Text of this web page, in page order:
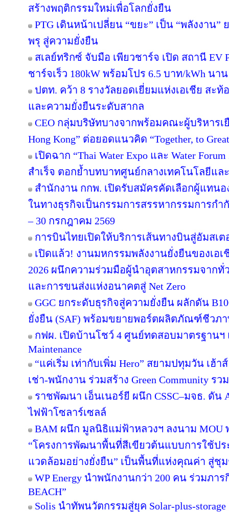
สร้างพฤติกรรมใหม่เพื่อโลกยั่งยืน
PTG เดินหน้าเปลี่ยน “ขยะ” เป็น “พลังงา
พรุ สู่ความยั่งยืน
สเลย์ทริกซ์ จับมือ เพียวชาร์จ เปิด สถานี EV
ชาร์จเร็ว 180kW พร้อมโปร 6.5 บาท/kWh นา
ปตท. คว้า 8 รางวัลยอดเยี่ยมแห่งเอเชีย สะ
และความยั่งยืนระดับสากล
CEO กลุ่มบริษัทบางจากพร้อมคณะผู้บริหารเ
Hong Kong” ต่อยอดแนวคิด “Together, to
เปิดฉาก “Thai Water Expo และ Water
สำเร็จ ตอกย้ำบทบาทศูนย์กลางเทคโนโลยีแ
สำนักงาน กกพ. เปิดรับสมัครคัดเลือกผู้แทน
ในทางธุรกิจเป็นกรรมการสรรหากรรมการกำ
– 30 กรกฎาคม 2569
การบินไทยเปิดให้บริการเส้นทางบินสู่อัมสเต
เปิดแล้ว! งานมหกรรมพลังงานยั่งยืนของเอเชี
2026 ผนึกความร่วมมือผู้นำอุตสาหกรรมจาก
และการขนส่งแห่งอนาคตสู่ Net Zero
GGC ยกระดับธุรกิจสู่ความยั่งยืน ผลักดัน
ยั่งยืน (SAF) พร้อมขยายพอร์ตผลิตภัณฑ์ชีวภา
กฟผ. เปิดบ้านโชว์ 4 ศูนย์ทดสอบมาตรฐานฯ
Maintenance
“แค่เริ่ม เท่ากับเพิ่ม Hero” สยามปทุมวัน เฮ้าส์
เช่า-พนักงาน ร่วมสร้าง Green Community ร
ราชพัฒนา เอ็นเนอร์ยี ผนึก CSSC–มจธ. ดัน
ไฟฟ้าโซลาร์เซลล์
BAM ผนึก มูลนิธิแม่ฟ้าหลวงฯ ลงนาม MOU
“โครงการพัฒนาพื้นที่สีเขียวต้นแบบการใช้ป
แวดล้อมอย่างยั่งยืน” เป็นพื้นที่แห่งคุณค่า สู่ชุ
WP Energy นำพนักงานกว่า 200 คน ร่วมภาร
BEACH”
Solis นำทัพนวัตกรรมสู่ยุค Solar-plus-